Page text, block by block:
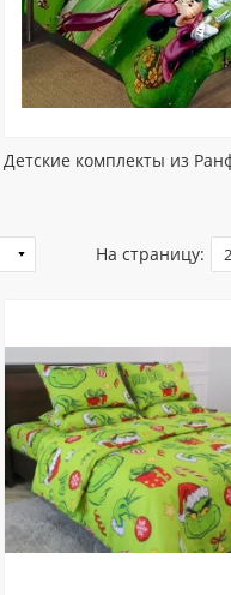
Детские комплекты из
На страницу: